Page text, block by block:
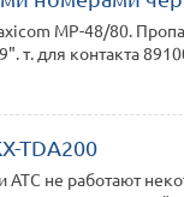
MP-48/80.
т. для контакта
TDА200
АТС не работают